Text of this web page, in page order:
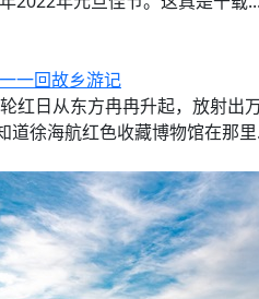
一回故乡游记
红日从东方冉冉升起，放射出
徐海航红色收藏博物馆在那里